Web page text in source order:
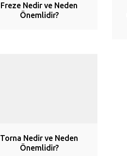
Freze Nedir ve Neden
Önemlidir?
Torna Nedir ve Neden
Önemlidir?